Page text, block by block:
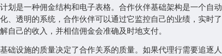
计划是一种佣金结构和电子表格。合作伙伴基础架构是一个自动
化、透明的系统，合作伙伴可以通过它监控自己的业绩，实时了
解自己的收入，并相信佣金会准确及时地支付。
基础设施的质量决定了合作关系的质量。如果代理行需要追逐人